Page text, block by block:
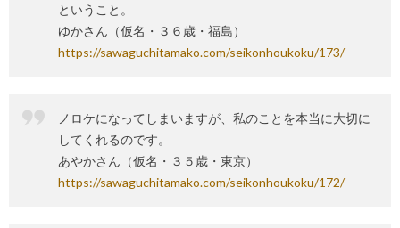
ということ。
ゆかさん（仮名・３６歳・福島）
https://sawaguchitamako.com/seikonhoukoku/173/
ノロケになってしまいますが、私のことを本当に大切に
してくれるのです。
あやかさん（仮名・３５歳・東京）
https://sawaguchitamako.com/seikonhoukoku/172/